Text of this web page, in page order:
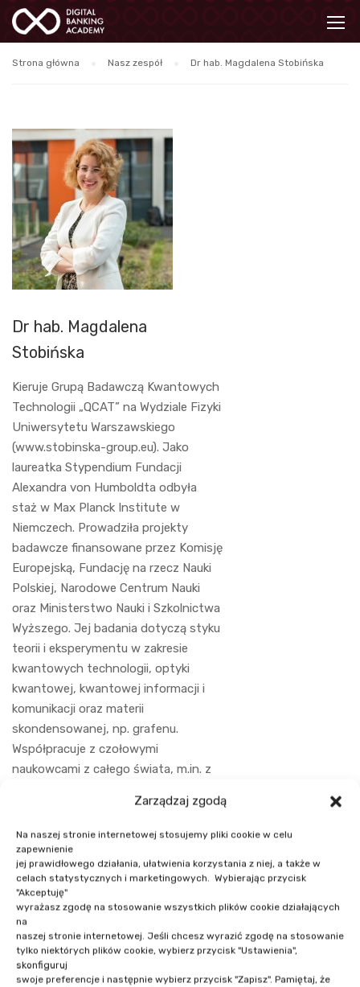
Zarządzaj zgodą
Na naszej stronie internetowej stosujemy pliki cookie w celu
zapewnienie
jej prawidłowego działania, ułatwienia korzystania z niej, a także w
celach statystycznych i marketingowych. Wybierając przycisk
"Akceptuję"
wyrażasz zgodę na stosowanie wszystkich plików cookie działających
na
naszej stronie internetowej. Jeśli chcesz wyrazić zgodę na stosowanie
tylko niektórych plików cookie, wybierz przycisk "Ustawienia",
skonfiguruj
swoje preferencje i następnie wybierz przycisk "Zapisz". Pamiętaj, że
Strona główna Nasz zespół Dr hab. Magdalena Stobińska
Dr hab. Magdalena
Stobińska
Kieruje Grupą Badawczą Kwantowych
Technologii „QCAT” na Wydziale Fizyki
Uniwersytetu Warszawskiego
(www.stobinska-group.eu). Jako
laureatka Stypendium Fundacji
Alexandra von Humboldta odbyła
staż w Max Planck Institute w
Niemczech. Prowadziła projekty
badawcze finansowane przez Komisję
Europejską, Fundację na rzecz Nauki
Polskiej, Narodowe Centrum Nauki
oraz Ministerstwo Nauki i Szkolnictwa
Wyższego. Jej badania dotyczą styku
teorii i eksperymentu w zakresie
kwantowych technologii, optyki
kwantowej, kwantowej informacji i
komunikacji oraz materii
skondensowanej, np. grafenu.
Współpracuje z czołowymi
naukowcami z całego świata, m.in. z
Włoch i Australii. Jest ekspertem
polskich i międzynarodowych
instytucji.